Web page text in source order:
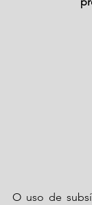
O uso de